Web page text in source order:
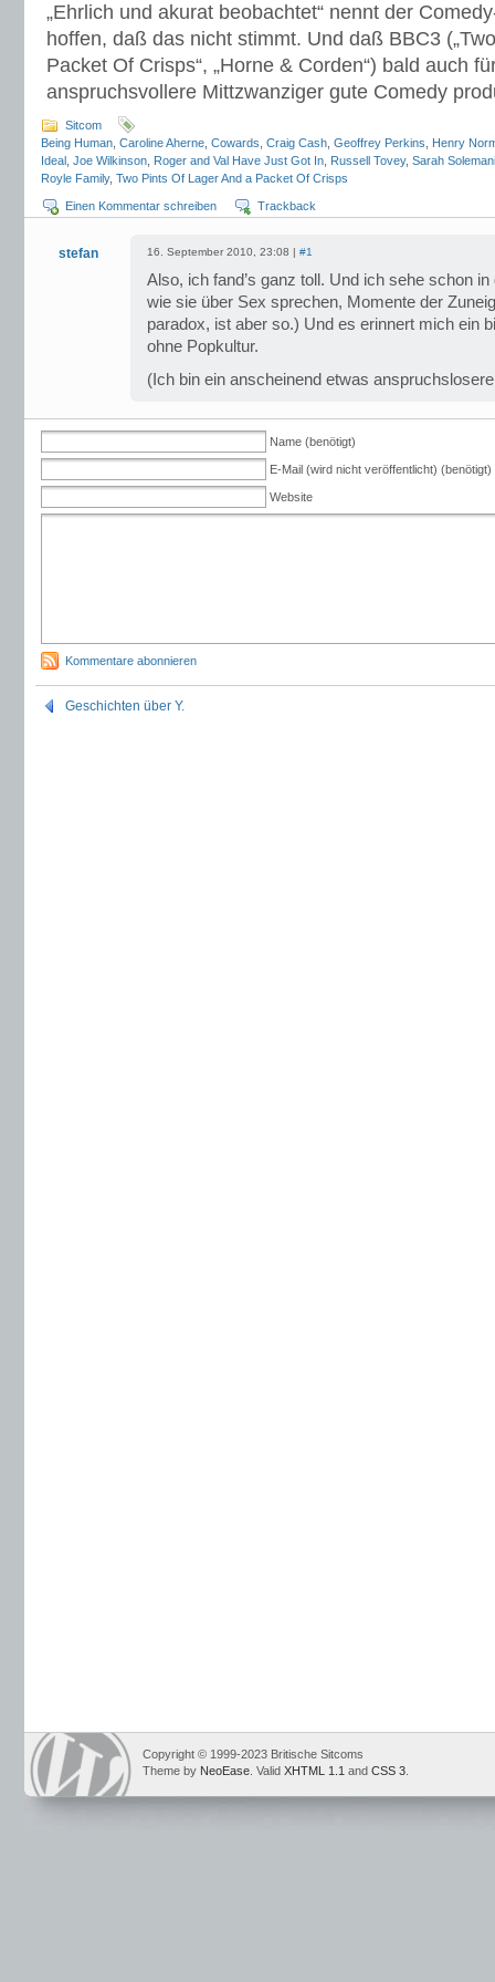
„Ehrlich und akurat beobachtet“ nennt der
hoffen, daß das nicht stimmt. Und daß BBC3
Packet Of Crisps“, „Horne & Corden“) bald auch
anspruchsvollere Mittzwanziger gute Comedy
Sitcom
Being Human Caroline Aherne Cowards Craig Cash Geoffrey Perkins
Henry
Ideal Joe Wilkinson Roger and Val Have Just Got In Russell Tovey, Sarah Solemani
Royle Family, Two Pints Of Lager And a Packet Of Crisps
Einen Kommentar schreiben Trackback
stefan 16. September 2010, 23:08 | #1
Also, ich fand’s ganz toll. Und ich sehe schon
wie sie über Sex sprechen, Momente der
paradox, ist aber so.) Und es erinnert mich ein
ohne Popkultur.
(Ich bin ein anscheinend etwas
Name (benötigt)
E-Mail (wird nicht veröffentlicht) (benötigt)
Website
Kommentare abonnieren
Geschichten über Y.
Copyright © 1999-2023 Britische Sitcoms
Theme by NeoEase . Valid XHTML 1.1 and CSS 3